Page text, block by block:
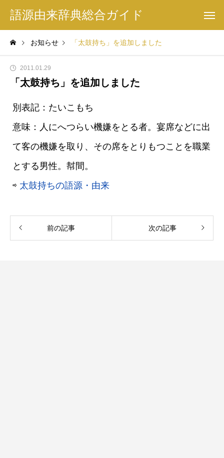
語源由来辞典総合ガイド
お知らせ 「太鼓持ち」を追加しました
2011.01.29
「太鼓持ち」を追加しました
別表記：たいこもち
意味：人にへつらい機嫌をとる者。宴席などに出
て客の機嫌を取り、その席をとりもつことを職業
とする男性。幇間。
⇨ 太鼓持ちの語源・由来
前の記事 次の記事